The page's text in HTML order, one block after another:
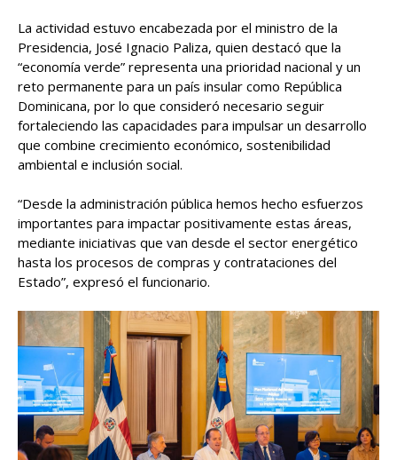
La actividad estuvo encabezada por el ministro de la
Presidencia, José Ignacio Paliza, quien destacó que la
“economía verde” representa una prioridad nacional y un
reto permanente para un país insular como República
Dominicana, por lo que consideró necesario seguir
fortaleciendo las capacidades para impulsar un desarrollo
que combine crecimiento económico, sostenibilidad
ambiental e inclusión social.
“Desde la administración pública hemos hecho esfuerzos
importantes para impactar positivamente estas áreas,
mediante iniciativas que van desde el sector energético
hasta los procesos de compras y contrataciones del
Estado”, expresó el funcionario.